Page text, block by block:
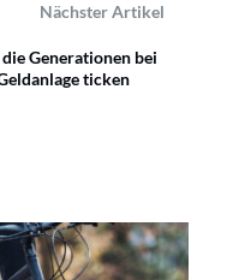
Nächster Artikel
Generationen bei
ticken